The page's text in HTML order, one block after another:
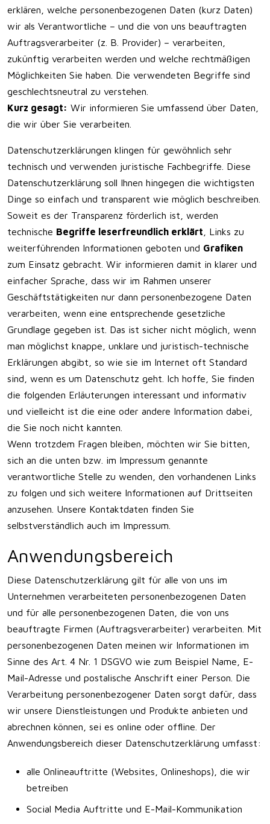
erklären, welche personenbezogenen Daten (kurz Daten)
wir als Verantwortliche – und die von uns beauftragten
Auftragsverarbeiter (z. B. Provider) – verarbeiten,
zukünftig verarbeiten werden und welche rechtmäßigen
Möglichkeiten Sie haben. Die verwendeten Begriffe sind
geschlechtsneutral zu verstehen.
Kurz gesagt: Wir informieren Sie umfassend über Daten,
die wir über Sie verarbeiten.
Datenschutzerklärungen klingen für gewöhnlich sehr
technisch und verwenden juristische Fachbegriffe. Diese
Datenschutzerklärung soll Ihnen hingegen die wichtigsten
Dinge so einfach und transparent wie möglich beschreiben.
Soweit es der Transparenz förderlich ist, werden
technische Begriffe leserfreundlich erklärt , Links zu
weiterführenden Informationen geboten und Grafiken
zum Einsatz gebracht. Wir informieren damit in klarer und
einfacher Sprache, dass wir im Rahmen unserer
Geschäftstätigkeiten nur dann personenbezogene Daten
verarbeiten, wenn eine entsprechende gesetzliche
Grundlage gegeben ist. Das ist sicher nicht möglich, wenn
man möglichst knappe, unklare und juristisch-technische
Erklärungen abgibt, so wie sie im Internet oft Standard
sind, wenn es um Datenschutz geht. Ich hoffe, Sie finden
die folgenden Erläuterungen interessant und informativ
und vielleicht ist die eine oder andere Information dabei,
die Sie noch nicht kannten.
Wenn trotzdem Fragen bleiben, möchten wir Sie bitten,
sich an die unten bzw. im Impressum genannte
verantwortliche Stelle zu wenden, den vorhandenen Links
zu folgen und sich weitere Informationen auf Drittseiten
anzusehen. Unsere Kontaktdaten finden Sie
selbstverständlich auch im Impressum.
Anwendungsbereich
Diese Datenschutzerklärung gilt für alle von uns im
Unternehmen verarbeiteten personenbezogenen Daten
und für alle personenbezogenen Daten, die von uns
beauftragte Firmen (Auftragsverarbeiter) verarbeiten. Mit
personenbezogenen Daten meinen wir Informationen im
Sinne des Art. 4 Nr. 1 DSGVO wie zum Beispiel Name, E-
Mail-Adresse und postalische Anschrift einer Person. Die
Verarbeitung personenbezogener Daten sorgt dafür, dass
wir unsere Dienstleistungen und Produkte anbieten und
abrechnen können, sei es online oder offline. Der
Anwendungsbereich dieser Datenschutzerklärung umfasst:
alle Onlineauftritte (Websites, Onlineshops), die wir
betreiben
Social Media Auftritte und E-Mail-Kommunikation